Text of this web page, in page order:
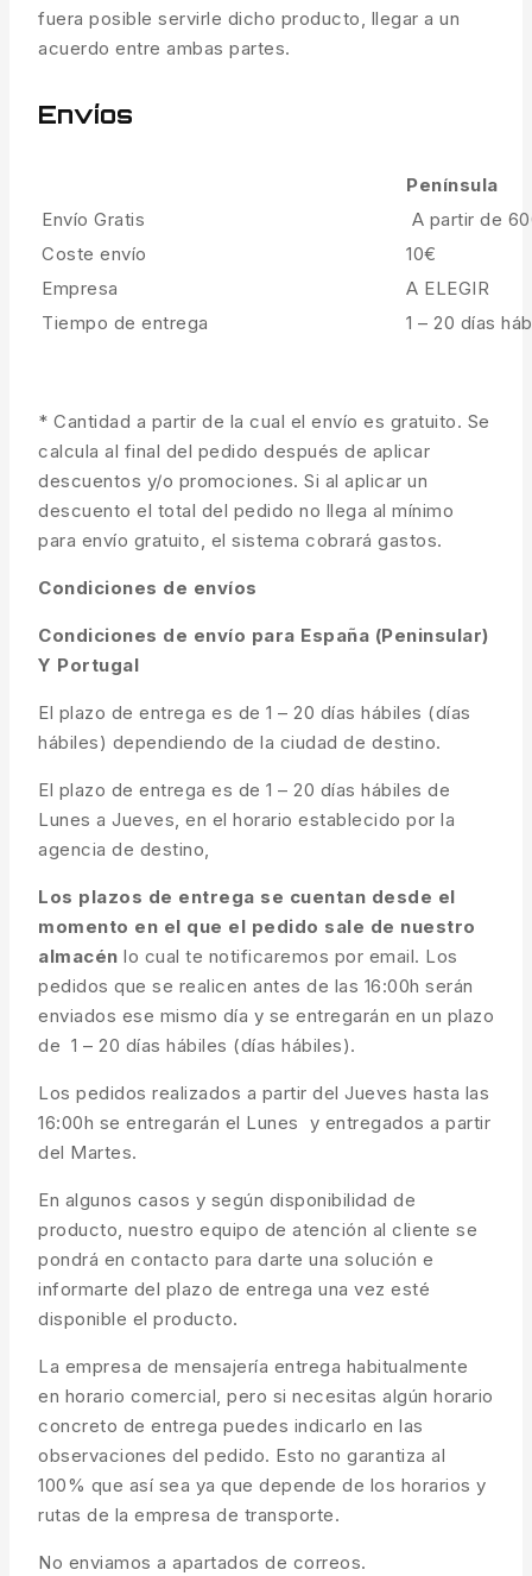
fuera posible servirle dicho producto, llegar a un
acuerdo entre ambas partes.
Envíos
Península
Envío Gratis
A partir de
Coste envío
10€
Empresa
A ELEGIR
Tiempo de entrega
1 – 20 días
* Cantidad a partir de la cual el envío es gratuito. Se
calcula al final del pedido después de aplicar
descuentos y/o promociones. Si al aplicar un
descuento el total del pedido no llega al mínimo
para envío gratuito, el sistema cobrará gastos.
Condiciones de envíos
Condiciones de envío para España (Peninsular)
Y Portugal
El plazo de entrega es de 1 – 20 días hábiles (días
hábiles) dependiendo de la ciudad de destino.
El plazo de entrega es de 1 – 20 días hábiles de
Lunes a Jueves, en el horario establecido por la
agencia de destino,
Los plazos de entrega se cuentan desde el
momento en el que el pedido sale de nuestro
almacén lo cual te notificaremos por email. Los
pedidos que se realicen antes de las 16:00h serán
enviados ese mismo día y se entregarán en un plazo
de 1 – 20 días hábiles (días hábiles).
Los pedidos realizados a partir del Jueves hasta las
16:00h se entregarán el Lunes y entregados a partir
del Martes.
En algunos casos y según disponibilidad de
producto, nuestro equipo de atención al cliente se
pondrá en contacto para darte una solución e
informarte del plazo de entrega una vez esté
disponible el producto.
La empresa de mensajería entrega habitualmente
en horario comercial, pero si necesitas algún horario
concreto de entrega puedes indicarlo en las
observaciones del pedido. Esto no garantiza al
100% que así sea ya que depende de los horarios y
rutas de la empresa de transporte.
No enviamos a apartados de correos.